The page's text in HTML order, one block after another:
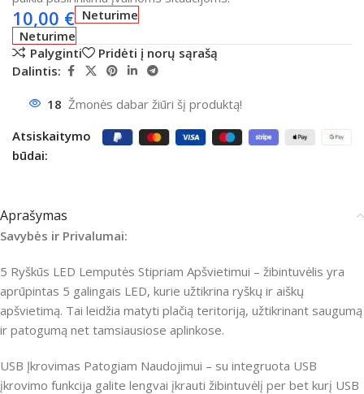
10,00 € Neturime
Neturime
Palyginti
Pridėti į norų sąrašą
Dalintis:
18 Žmonės dabar žiūri šį produktą!
Atsiskaitymo
būdai:
Aprašymas
Savybės ir Privalumai:
5 Ryškūs LED Lemputės Stipriam Apšvietimui – žibintuvėlis yra
aprūpintas 5 galingais LED, kurie užtikrina ryškų ir aiškų
apšvietimą. Tai leidžia matyti plačią teritoriją, užtikrinant saugumą
ir patogumą net tamsiausiose aplinkose.
USB Įkrovimas Patogiam Naudojimui – su integruota USB
įkrovimo funkcija galite lengvai įkrauti žibintuvėlį per bet kurį USB